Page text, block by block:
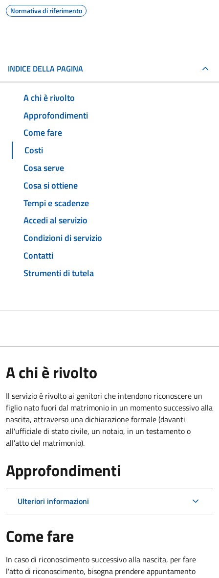
Normativa di riferimento
INDICE DELLA PAGINA
A chi è rivolto
Approfondimenti
Come fare
Costi
Cosa serve
Cosa si ottiene
Tempi e scadenze
Accedi al servizio
Condizioni di servizio
Contatti
Strumenti di tutela
A chi è rivolto
Il servizio è rivolto ai genitori che intendono riconoscere un
figlio nato fuori dal matrimonio in un momento successivo alla
nascita, attraverso una dichiarazione formale (davanti
all'ufficiale di stato civile, un notaio, in un testamento o
all'atto del matrimonio).
Approfondimenti
Ulteriori informazioni
Come fare
In caso di riconoscimento successivo alla nascita, per fare
l'atto di riconoscimento, bisogna prendere appuntamento